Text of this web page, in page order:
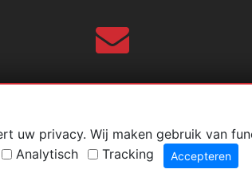
uw privacy. Wij maken gebruik van
Analytisch Tracking Accepteren